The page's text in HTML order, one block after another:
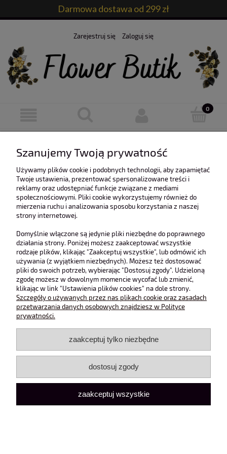
Darmowa dostawa od 299 zł
Zarejestruj się Zaloguj się
Ten produkt jest niedostępny.
O nas
Obsługa klienta
Pomoc
Moje konto
pokaż pełną wersję strony
Szanujemy Twoją prywatność
Używamy plików cookie i podobnych technologii, aby zapamiętać
Twoje ustawienia, prezentować spersonalizowane treści i
reklamy oraz udostępniać funkcje związane z mediami
społecznościowymi. Pliki cookie wykorzystujemy również do
mierzenia ruchu i analizowania sposobu korzystania z naszej
strony internetowej.
Domyślnie włączone są jedynie pliki niezbędne do poprawnego
działania strony. Poniżej możesz zaakceptować wszystkie
rodzaje plików, klikając "Zaakceptuj wszystkie", lub odmówić ich
używania (z wyjątkiem niezbędnych). Możesz też dostosować
pliki do swoich potrzeb, wybierając "Dostosuj zgody". Udzieloną
zgodę możesz w dowolnym momencie wycofać lub zmienić,
klikając w link "Ustawienia plików cookies" na dole strony.
Szczegóły o używanych przez nas plikach cookie oraz zasadach
przetwarzania danych osobowych znajdziesz w Polityce
prywatności.
zaakceptuj tylko niezbędne
dostosuj zgody
zaakceptuj wszystkie